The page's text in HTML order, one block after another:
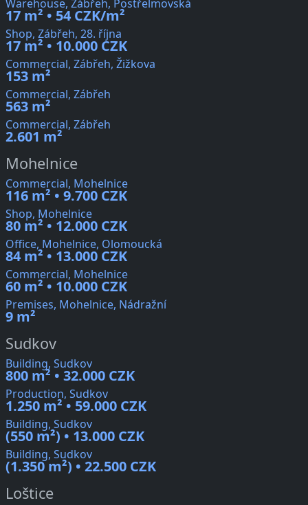
Warehouse, Zábřeh, Postřelmovská
17 m² • 54 CZK/m²
Shop, Zábřeh, 28. října
17 m² • 10.000 CZK
Commercial, Zábřeh, Žižkova
153 m²
Commercial, Zábřeh
563 m²
Commercial, Zábřeh
2.601 m²
Mohelnice
Commercial, Mohelnice
116 m² • 9.700 CZK
Shop, Mohelnice
80 m² • 12.000 CZK
Office, Mohelnice, Olomoucká
84 m² • 13.000 CZK
Commercial, Mohelnice
60 m² • 10.000 CZK
Premises, Mohelnice, Nádražní
9 m²
Sudkov
Building, Sudkov
800 m² • 32.000 CZK
Production, Sudkov
1.250 m² • 59.000 CZK
Building, Sudkov
(550 m²) • 13.000 CZK
Building, Sudkov
(1.350 m²) • 22.500 CZK
Loštice